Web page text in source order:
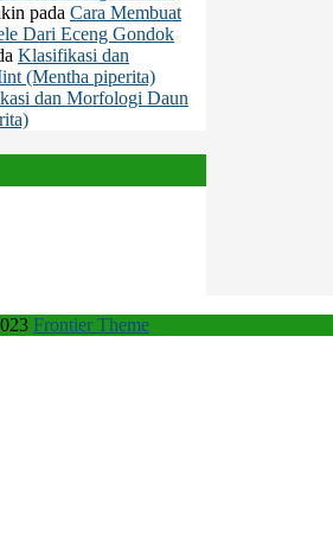
pada Cara Membuat
Dari Eceng Gondok
Klasifikasi dan
(Mentha piperita)
dan Morfologi Daun
Frontier Theme